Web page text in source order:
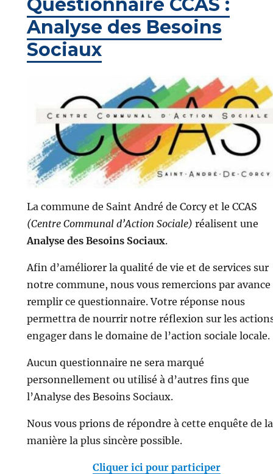
Questionnaire CCAS :
Analyse des Besoins
Sociaux
La commune de Saint André de Corcy et le CCAS
(Centre Communal d’Action Sociale) réalisent une
Analyse des Besoins Sociaux.
Afin d’améliorer la qualité de vie et de services sur
notre commune, nous vous remercions par avance
remplir ce questionnaire. Votre réponse nous
permettra de nourrir notre réflexion sur les
engager dans le domaine de l’action sociale locale.
Aucun questionnaire ne sera marqué
personnellement ou utilisé à d’autres fins que
l’Analyse des Besoins Sociaux.
Nous vous prions de répondre à cette enquête de la
manière la plus sincère possible.
Cliquer ici pour participer